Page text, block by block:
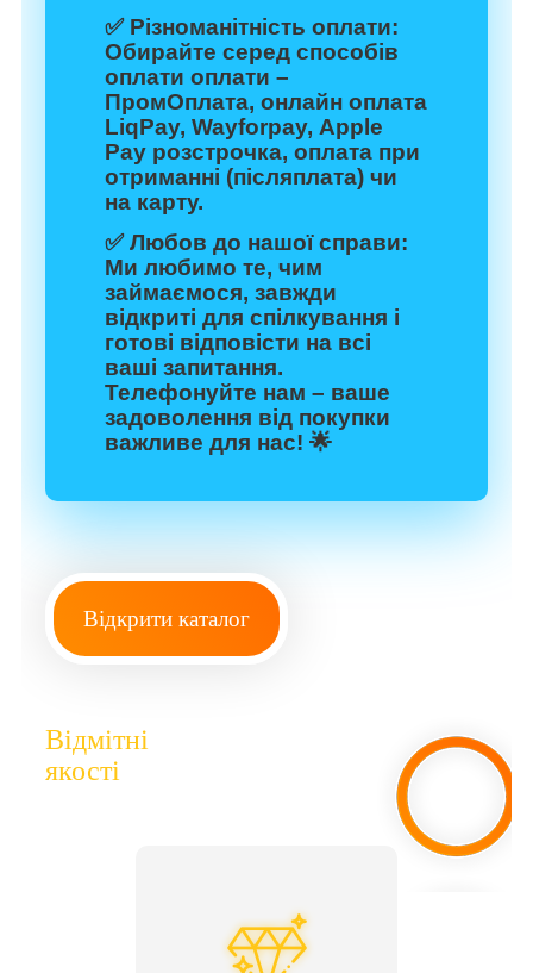
✅ Різноманітність оплати:
Обирайте серед способів
оплати оплати –
ПромОплата, онлайн оплата
LiqPay, Wayforpay, Apple
Pay розстрочка, оплата при
отриманні (післяплата) чи
на карту.
✅Любов до нашої справи:
Ми любимо те, чим
займаємося, завжди
відкриті для спілкування і
готові відповісти на всі
ваші запитання.
Телефонуйте нам – ваше
задоволення від покупки
важливе для нас! 🌟
Відкрити каталог
Відмітні
якості